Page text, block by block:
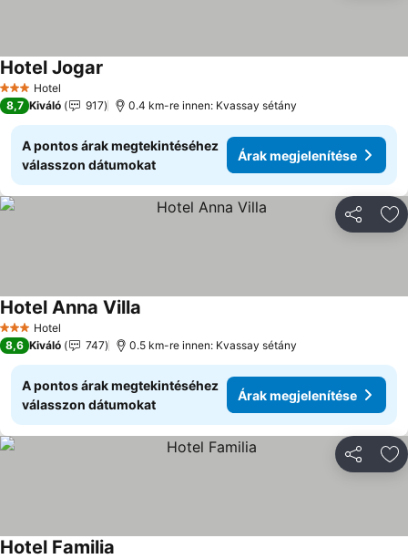
3 Kategória
Hotel
Hotel Jogar
8,7 Kiváló 917 0.4 km-re innen: Kvassay sétány
A pontos árak megtekintéséhez
válasszon dátumokat
Árak megjelenítése
3 Kategória
Hotel
Hotel Anna Villa
8,6 Kiváló 747 0.5 km-re innen: Kvassay sétány
A pontos árak megtekintéséhez
válasszon dátumokat
Árak megjelenítése
Hotel Familia